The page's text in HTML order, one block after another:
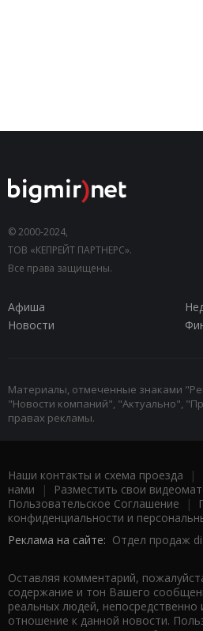
© 2000-2024,
ТОВ «КЕПРЕЙТ ПАРТНЕРС».
Все права защищены.
Афиша
Новости
Материалы, отмеченные знаками
"Новости компаний", "Актуально",
правах рекламы.
Наши контакты и схема проезда |
нами | Разместить свои
Пользовательское Соглашение |
конфиденциальности и
Реклама на сайте: Отдел продаж
Оставляя комментарий,
содержание и тон Вашего
реальных людей,
отношение к данной новости.